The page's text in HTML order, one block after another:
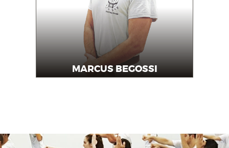
MARCUS BEGOSSI
Instrutor